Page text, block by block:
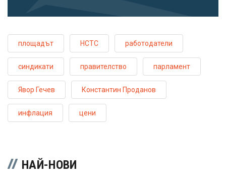
площадът НСТС работодатели
синдикати правителство парламент
Явор Гечев Константин Проданов
инфлация цени
НАЙ-НОВИ